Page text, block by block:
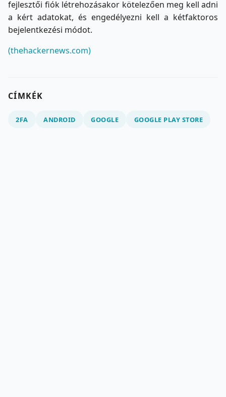
fejlesztői fiók létrehozásakor kötelezően meg kell adni
a kért adatokat, és engedélyezni kell a kétfaktoros
bejelentkezési módot.
(thehackernews.com)
CÍMKÉK
2FA ANDROID GOOGLE GOOGLE PLAY STORE